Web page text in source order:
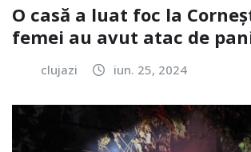
O casă a luat foc la
femei au avut atac de
clujazi iun. 25, 2024